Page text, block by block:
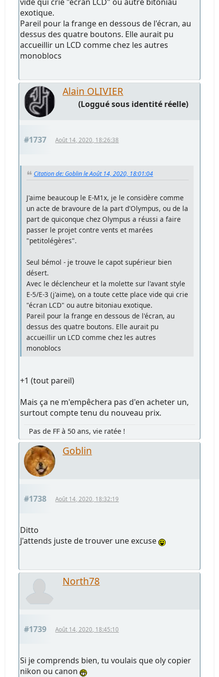
exotique.
Pareil pour la frange en dessous de l'écran, au
dessus des quatre boutons. Elle aurait pu
accueillir un LCD comme chez les autres
monoblocs
Alain OLIVIER
(Loggué sous identité réelle)
#1737 Août 14, 2020, 18:26:38
Citation de: Goblin le Août 14, 2020, 18:01:04
J'aime beaucoup le E-M1x, je le considère comme
un acte de bravoure de la part d'Olympus, ou de la
part de quiconque chez Olympus a réussi a faire
passer le projet contre vents et marées
"petitolégères".
Seul bémol - je trouve le capot supérieur bien
désert.
Avec le déclencheur et la molette sur l'avant style
E-5/E-3 (j'aime), on a toute cette place vide qui crie
"écran LCD" ou autre bitoniau exotique.
Pareil pour la frange en dessous de l'écran, au
dessus des quatre boutons. Elle aurait pu
accueillir un LCD comme chez les autres
monoblocs
+1 (tout pareil)
Mais ça ne m'empêchera pas d'en acheter un,
surtout compte tenu du nouveau prix.
Pas de FF à 50 ans, vie ratée !
Goblin
#1738 Août 14, 2020, 18:32:19
Ditto
J'attends juste de trouver une excuse
North78
#1739 Août 14, 2020, 18:45:10
Si je comprends bien, tu voulais que oly copier
nikon ou canon